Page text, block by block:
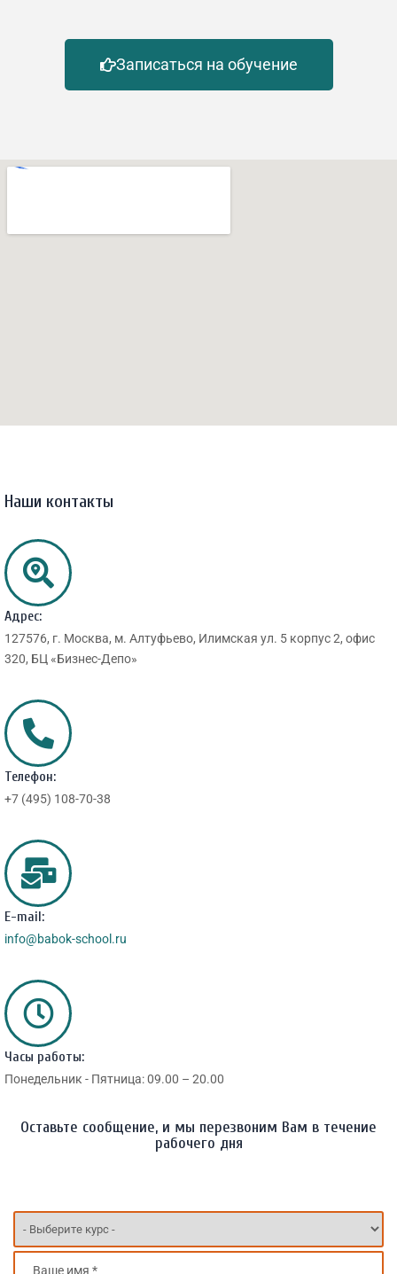
Записаться на обучение
Наши контакты
Адрес:
127576, г. Москва, м. Алтуфьево, Илимская ул. 5 корпус 2, офис
320, БЦ «Бизнес-Депо»
Телефон:
+7 (495) 108-70-38
E-mail:
info@babok-school.ru
Часы работы:
Понедельник - Пятница: 09.00 – 20.00
Оставьте сообщение, и мы перезвоним Вам в течение
рабочего дня